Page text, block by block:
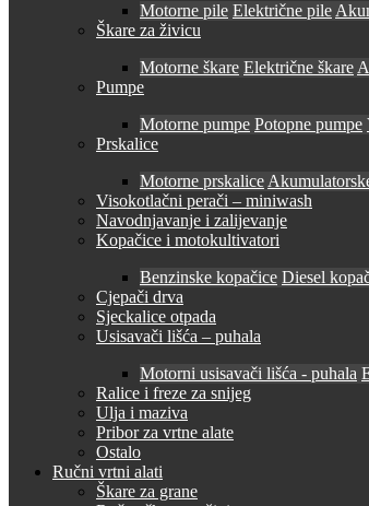
Motorne pile Električne pile
Škare za živicu
Motorne škare Električne škare
Pumpe
Motorne pumpe Potopne pumpe
Prskalice
Motorne prskalice
Visokotlačni perači – miniwash
Navodnjavanje i zalijevanje
Kopačice i motokultivatori
Benzinske kopačice Diesel
Cjepači drva
Sjeckalice otpada
Usisavači lišća – puhala
Motorni usisavači lišća - puhala
Ralice i freze za snijeg
Ulja i maziva
Pribor za vrtne alate
Ostalo
Ručni vrtni alati
Škare za grane